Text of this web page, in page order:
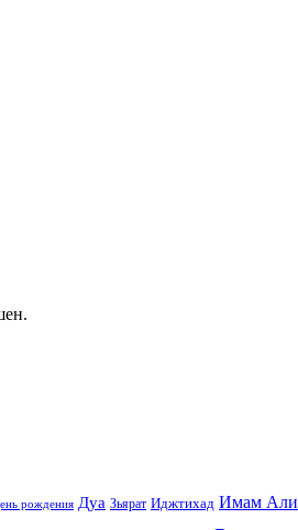
рождения Дуа Зьярат Иджтихад Имам Али